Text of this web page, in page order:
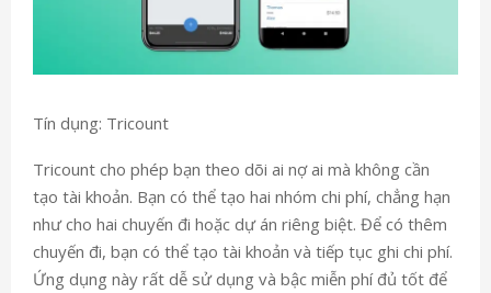
Tín dụng: Tricount
Tricount cho phép bạn theo dõi ai nợ ai mà không cần
tạo tài khoản. Bạn có thể tạo hai nhóm chi phí, chẳng hạn
như cho hai chuyến đi hoặc dự án riêng biệt. Để có thêm
chuyến đi, bạn có thể tạo tài khoản và tiếp tục ghi chi phí.
Ứng dụng này rất dễ sử dụng và bậc miễn phí đủ tốt để